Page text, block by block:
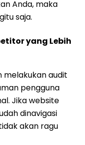
Anda, maka
saja.
yang Lebih
melakukan audit
pengguna
Jika website
dinavigasi
akan ragu